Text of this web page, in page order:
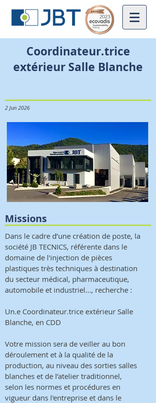
Coordinateur.trice
extérieur Salle Blanche
2 Jun 2026
Missions
Dans le cadre d’une création de poste, la
société JB TECNICS, référente dans le
domaine de l'injection de pièces
plastiques très techniques à destination
du secteur médical, pharmaceutique,
automobile et industriel..., recherche :
Un.e Coordinateur.trice extérieur Salle
Blanche, en CDD
Votre mission sera de veiller au bon
déroulement et à la qualité de la
production, au niveau des sorties salles
blanches et de l’atelier traditionnel,
selon les normes et procédures en
vigueur dans l'entreprise et dans le